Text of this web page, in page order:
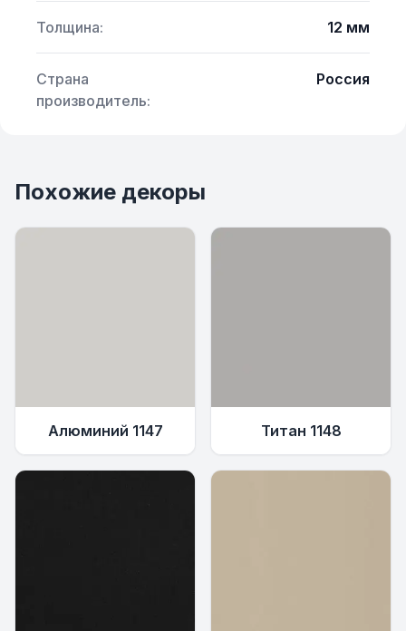
Толщина: 12 мм
Страна
производитель:
Россия
Похожие декоры
Алюминий 1147 Титан 1148